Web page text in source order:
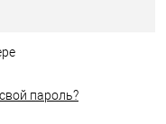
пароль?